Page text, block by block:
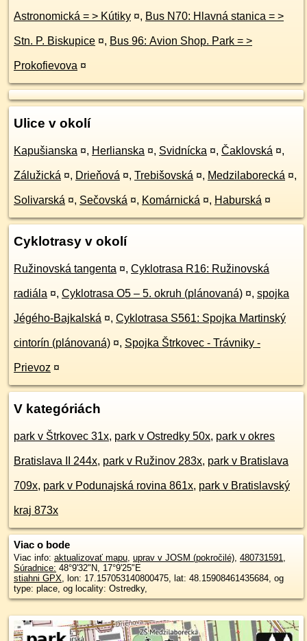
Astronomická = > Kútiky ¤, Bus N70: Hlavná stanica = >
Stn. P. Biskupice ¤, Bus 96: Avion Shop. Park = >
Prokofievova ¤
Ulice v okolí
Kapušianska ¤, Herlianska ¤, Svidnícka ¤, Čaklovská ¤,
Zálužická ¤, Drieňová ¤, Trebišovská ¤, Medzilaborecká ¤,
Solivarská ¤, Sečovská ¤, Komárnická ¤, Haburská ¤
Cyklotrasy v okolí
Ružinovská tangenta ¤, Cyklotrasa R16: Ružinovská
radiála ¤, Cyklotrasa O5 – 5. okruh (plánovaná) ¤, spojka
Jégého-Bajkalská ¤, Cyklotrasa S561: Spojka Martinský
cintorín (plánovaná) ¤, Spojka Štrkovec - Trávniky -
Prievoz ¤
V kategóriách
park v Štrkovec 31x, park v Ostredky 50x, park v okres
Bratislava II 244x, park v Ružinov 283x, park v Bratislava
709x, park v Podunajská rovina 861x, park v Bratislavský
kraj 873x
Viac o bode
Viac info: aktualizovať mapu, uprav v JOSM (pokročilé), 480731591,
Súradnice: 48°9'32"N, 17°9'25"E
stiahni GPX, lon: 17.157053140800475, lat: 48.15908461435684, og
type: place, og locality: Ostredky,